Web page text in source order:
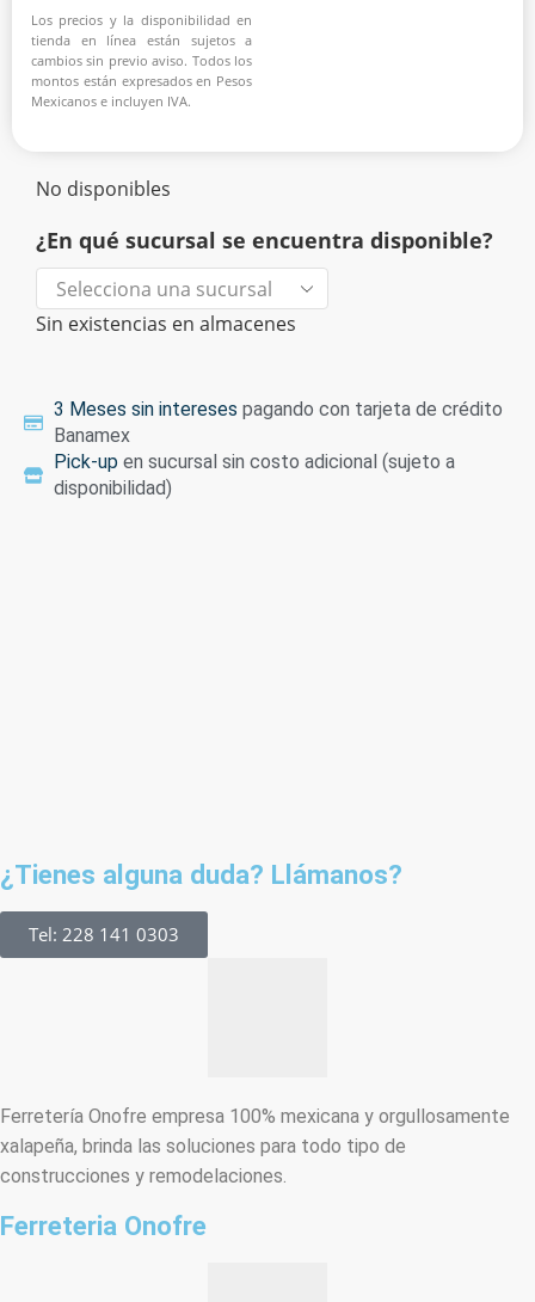
Los precios y la disponibilidad en
tienda en línea están sujetos a
cambios sin previo aviso. Todos los
montos están expresados en Pesos
Mexicanos e incluyen IVA.
No disponibles
¿En qué sucursal se encuentra disponible?
Sin existencias en almacenes
3 Meses sin intereses pagando con tarjeta de crédito
Banamex
Pick-up en sucursal sin costo adicional (sujeto a
disponibilidad)
¿Tienes alguna duda? Llámanos?
Tel: 228 141 0303
Ferretería Onofre empresa 100% mexicana y orgullosamente
xalapeña, brinda las soluciones para todo tipo de
construcciones y remodelaciones.
Ferreteria Onofre